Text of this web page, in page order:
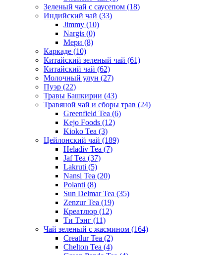
Зеленый чай с саусепом (18)
Индийский чай (33)
Jimmy (10)
Nargis (0)
Мери (8)
Каркаде (10)
Китайский зеленый чай (61)
Китайский чай (62)
Молочный улун (27)
Пуэр (22)
Травы Башкирии (43)
Травяной чай и сборы трав (24)
Greenfield Tea (6)
Kejo Foods (12)
Kioko Tea (3)
Цейлонский чай (189)
Heladiv Tea (7)
Jaf Tea (37)
Lakruti (5)
Nansi Tea (20)
Polanti (8)
Sun Delmar Tea (35)
Zenzur Tea (19)
Креатлюр (12)
Ти Тэнг (11)
Чай зеленый с жасмином (164)
Creatlur Tea (2)
Chelton Tea (4)